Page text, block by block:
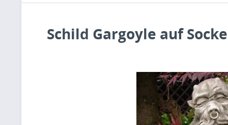
Schild Gargoyle auf